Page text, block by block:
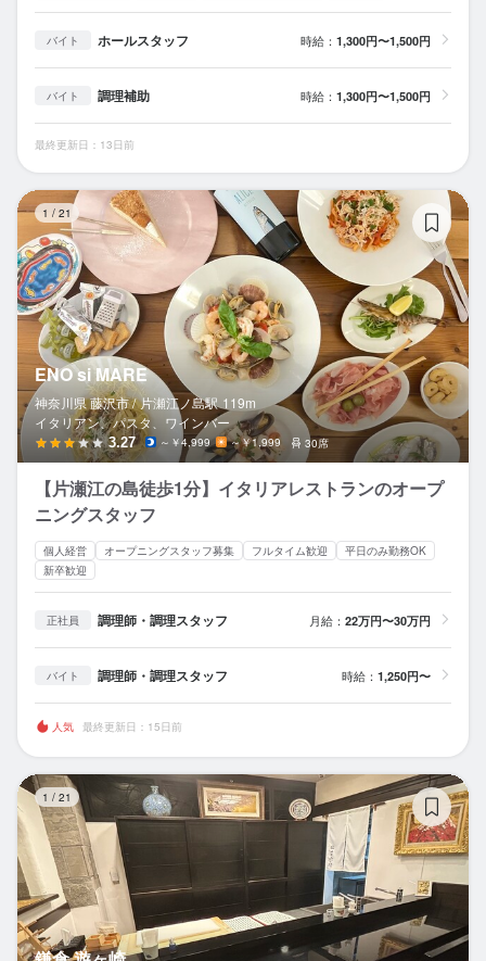
バイト ホールスタッフ 時給： 1,300円〜1,500円
バイト 調理補助 時給： 1,300円〜1,500円
最終更新日：13日前
1 / 21
ENO si MARE
神奈川県 藤沢市 / 片瀬江ノ島駅 119m
イタリアン、パスタ、ワインバー
3.27 ～￥4,999 ～￥1,999 30席
【片瀬江の島徒歩1分】イタリアレストランのオープ
ニングスタッフ
個人経営 オープニングスタッフ募集 フルタイム歓迎
平日のみ勤務OK
新卒歓迎
正社員 調理師・調理スタッフ 月給： 22万円〜30万円
バイト 調理師・調理スタッフ 時給： 1,250円〜
人気 最終更新日：15日前
1 / 21